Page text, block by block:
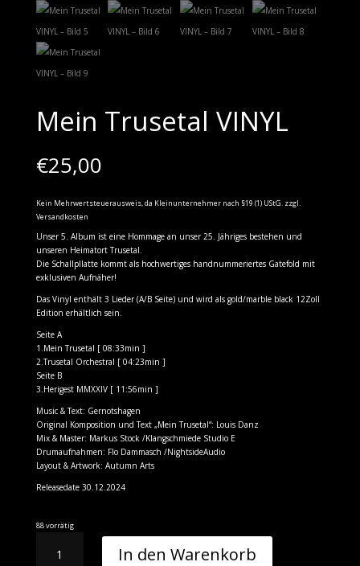
Mein Trusetal VINYL
€25,00
Kein Mehrwertsteuerausweis, da Kleinunternehmer nach §19 (1) UStG. zzgl.
Versandkosten
Unser 5. Album ist eine Hommage an unser 25. Jähriges bestehen und
unseren Heimatort Trusetal.
Die Schallpllatte kommt als hochwertiges handnummeriertes Gatefold mit
exklusiven Aufnäher!
Das Vinyl enthält 3 Lieder (A/B Seite) und wird als gold/marble black 12Zoll
Edition erhältlich sein.
Seite A
1.Mein Trusetal [ 08:33min ]
2.Trusetal Orchestral [ 04:23min ]
Seite B
3.Herigest MMXXIV [ 11:56min ]
Music & Text: Gernotshagen
Original Komposition und Text „Mein Trusetal“: Louis Danz
Mix & Master: Markus Stock /Klangschmiede Studio E
Drumaufnahmen: Flo Dammasch /NightsideAudio
Layout & Artwork: Autumn Arts
Releasedate 30.12.2024
88 vorrätig
Trusetal
In den Warenkorb